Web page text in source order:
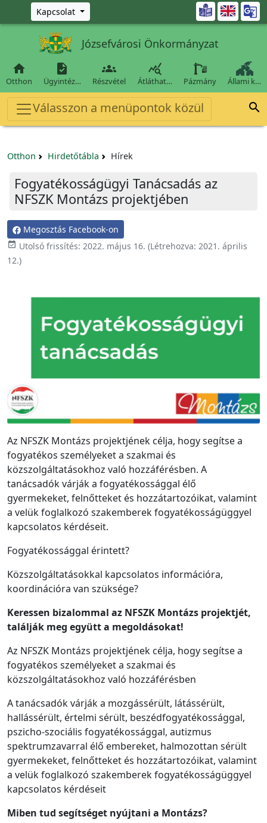
Ugrás a fő tartalomra
Kapcsolat 
Józsefvárosi Önkormányzat

Otthon

Ügyintéz…

Részvétel

Átláthat… Pázmány Állami k…
Válasszon a menüpontok közül 
Otthon Hirdetőtábla Hírek
Fogyatékosságügyi Tanácsadás az
NFSZK Montázs projektjében
Megosztás Facebook-on
 Utolsó frissítés: 2022. május 16. (Létrehozva: 2021. április
12.)
Az NFSZK Montázs projektjének célja, hogy segítse a
fogyatékos személyeket a szakmai és
közszolgáltatásokhoz való hozzáférésben. A
tanácsadók várják a fogyatékossággal élő
gyermekeket, felnőtteket és hozzátartozóikat, valamint
a velük foglalkozó szakemberek fogyatékosságüggyel
kapcsolatos kérdéseit.
Fogyatékossággal érintett?
Közszolgáltatásokkal kapcsolatos információra,
koordinációra van szüksége?
Keressen bizalommal az NFSZK Montázs projektjét,
találják meg együtt a megoldásokat!
Az NFSZK Montázs projektjének célja, hogy segítse a
fogyatékos személyeket a szakmai és
közszolgáltatásokhoz való hozzáférésben
A tanácsadók várják a mozgássérült, látássérült,
hallássérült, értelmi sérült, beszédfogyatékossággal,
pszicho-szociális fogyatékossággal, autizmus
spektrumzavarral élő embereket, halmozottan sérült
gyermekeket, felnőtteket és hozzátartozóikat, valamint
a velük foglalkozó szakemberek fogyatékosságüggyel
kapcsolatos kérdéseit
Miben tud segítséget nyújtani a Montázs?